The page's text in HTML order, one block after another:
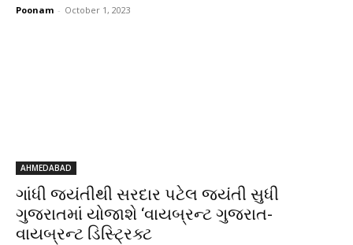
Poonam - October 1, 2023
AHMEDABAD
ગાંધી જયંતીથી સરદાર પટેલ જયંતી સુધી
ગુજરાતમાં યોજાશે ‘વાયબ્રન્ટ ગુજરાત-
વાયબ્રન્ટ ડિસ્ટ્રિક્ટ